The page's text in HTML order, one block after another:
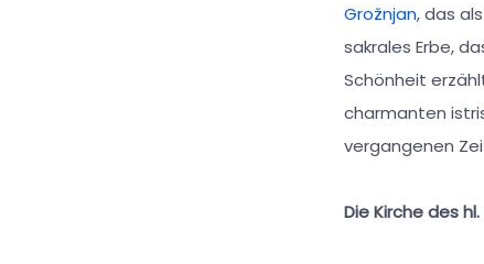
Grožnjan, das
sakrales Erbe,
Schönheit
charmanten
vergangenen
Die Kirche des